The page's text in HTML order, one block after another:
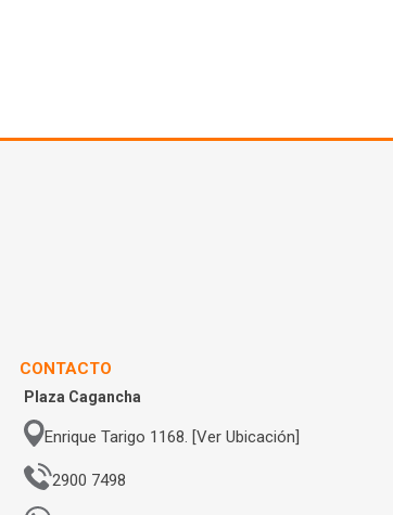
CONTACTO
Plaza Cagancha
Enrique Tarigo 1168. [Ver Ubicación]
2900 7498